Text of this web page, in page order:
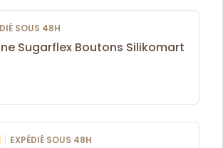
SOUS 48H
Sugarflex Boutons Silikomart
| EXPÉDIÉ SOUS 48H